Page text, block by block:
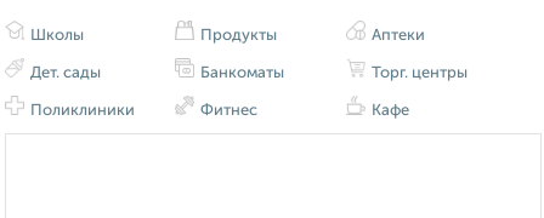
Школы
Дет. сады
Поликлиники
Продукты
Банкоматы
Фитнес
Аптеки
Торг. центры
Кафе